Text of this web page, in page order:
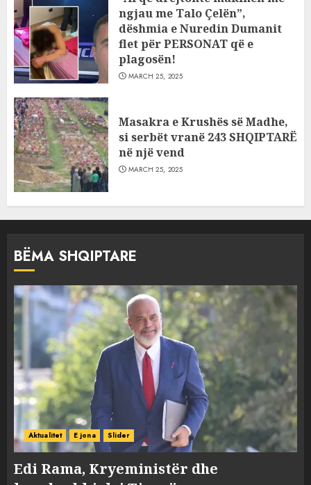
ngjau me Talo Çelën”,
dëshmia e Nuredin Dumanit
flet për PERSONAT që e
plagosën!
MARCH 25, 2025
Masakra e Krushës së Madhe,
si serbët vranë 243 SHQIPTARË
në një vend
MARCH 25, 2025
BËMA SHQIPTARE
Aktualitet E jona Slider
Edi Rama, Kryeministër dhe